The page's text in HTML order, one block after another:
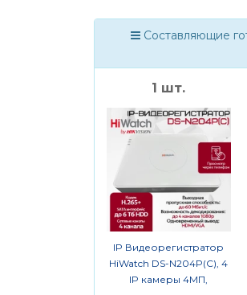
Составляющие
1 шт.
IP Видеорегистратор
HiWatch DS-N204P(C), 4
IP камеры 4МП,